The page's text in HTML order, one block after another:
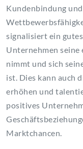
Kundenbindung
signalisiert ein
Unternehmen
nimmt und sich
ist. Dies kann auch
erhöhen und
positives
Marktchancen.